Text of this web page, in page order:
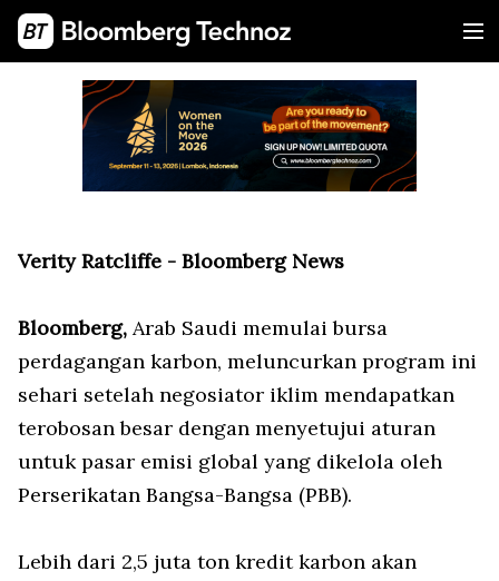
Verity Ratcliffe - Bloomberg News
Bloomberg, Arab Saudi memulai bursa
perdagangan karbon, meluncurkan program ini
sehari setelah negosiator iklim mendapatkan
terobosan besar dengan menyetujui aturan
untuk pasar emisi global yang dikelola oleh
Perserikatan Bangsa-Bangsa (PBB).
Lebih dari 2,5 juta ton kredit karbon akan